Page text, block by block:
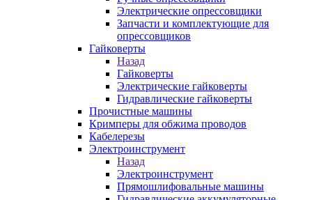
Электрические опрессовщики
Запчасти и комплектующие для
опрессовщиков
Гайковерты
Назад
Гайковерты
Электрические гайковерты
Гидравлические гайковерты
Прочистные машины
Кримперы для обжима проводов
Кабелерезы
Электроинструмент
Назад
Электроинструмент
Прямошлифовальные машины